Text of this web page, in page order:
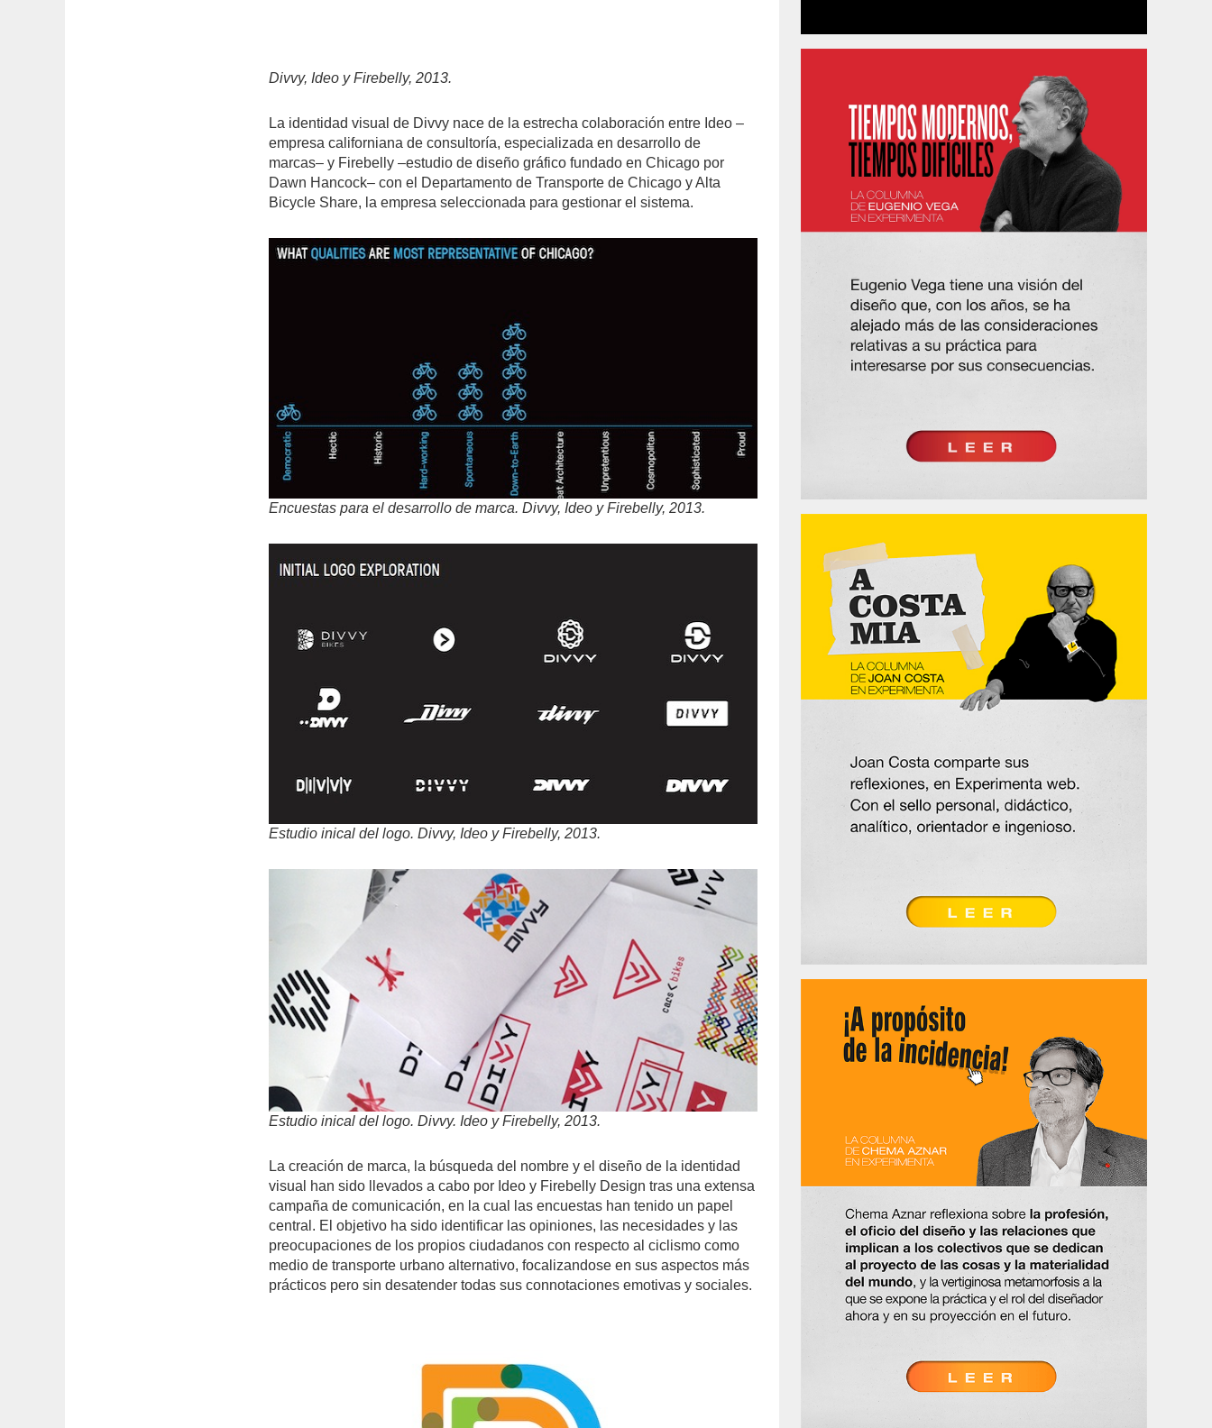
Divvy, Ideo y Firebelly, 2013.
La identidad visual de Divvy nace de la estrecha colaboración entre Ideo –
empresa californiana de consultoría, especializada en desarrollo de
marcas– y Firebelly –estudio de diseño gráfico fundado en Chicago por
Dawn Hancock– con el Departamento de Transporte de Chicago y Alta
Bicycle Share, la empresa seleccionada para gestionar el sistema.
Encuestas para el desarrollo de marca. Divvy, Ideo y Firebelly, 2013.
Estudio inical del logo. Divvy, Ideo y Firebelly, 2013.
Estudio inical del logo. Divvy. Ideo y Firebelly, 2013.
La creación de marca, la búsqueda del nombre y el diseño de la identidad
visual han sido llevados a cabo por Ideo y Firebelly Design tras una extensa
campaña de comunicación, en la cual las encuestas han tenido un papel
central. El objetivo ha sido identificar las opiniones, las necesidades y las
preocupaciones de los propios ciudadanos con respecto al ciclismo como
medio de transporte urbano alternativo, focalizandose en sus aspectos más
prácticos pero sin desatender todas sus connotaciones emotivas y sociales.